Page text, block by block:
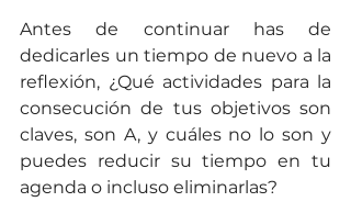
Antes de continuar has de
dedicarles un tiempo de nuevo a la
reflexión, ¿Qué actividades para la
consecución de tus objetivos son
claves, son A, y cuáles no lo son y
puedes reducir su tiempo en tu
agenda o incluso eliminarlas?